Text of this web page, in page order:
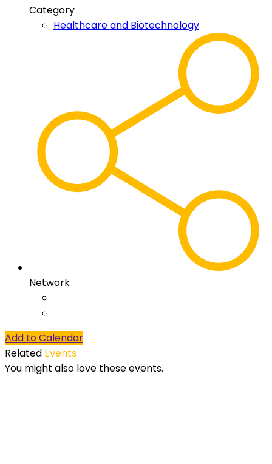
Category
Healthcare and Biotechnology
Network
Add to Calendar
Related Events
You might also love these events.